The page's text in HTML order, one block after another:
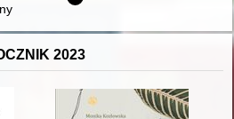
i jej wkład w odnowę Kościoła
2023